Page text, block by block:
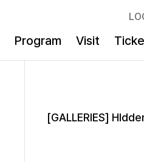
Program Visit
[GALLERIES]